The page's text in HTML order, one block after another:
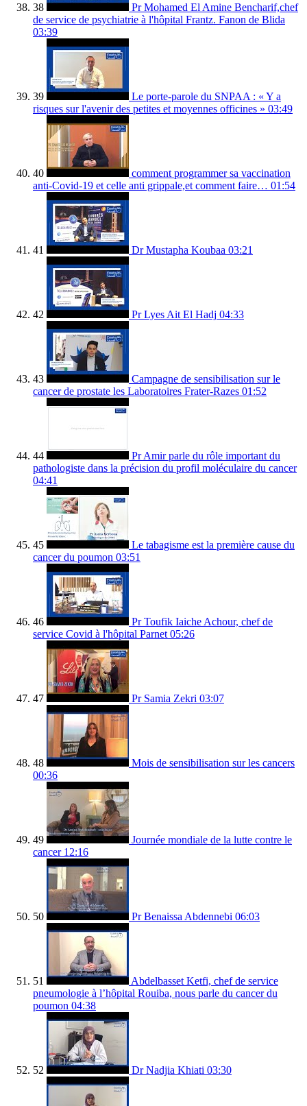
38
Pr Mohamed El Amine Bencharif,chef
de service de psychiatrie à l'hôpital Frantz. Fanon de Blida
03:39
39
Le porte-parole du SNPAA : « Y a
risques sur l'avenir des petites et moyennes officines » 03:49
40
comment programmer sa vaccination
anti-Covid-19 et celle anti grippale,et comment faire… 01:54
41 Dr Mustapha Koubaa 03:21
42 Pr Lyes Ait El Hadj 04:33
43
Campagne de sensibilisation sur le
cancer de prostate les Laboratoires Frater-Razes 01:52
44
Pr Amir parle du rôle important du
pathologiste dans la précision du profil moléculaire du cancer
04:41
45
Le tabagisme est la première cause du
cancer du poumon 03:51
46
Pr Toufik Iaiche Achour, chef de
service Covid à l'hôpital Parnet 05:26
47 Pr Samia Zekri 03:07
48
Mois de sensibilisation sur les cancers
00:36
49
Journée mondiale de la lutte contre le
cancer 12:16
50 Pr Benaissa Abdennebi 06:03
51
Abdelbasset Ketfi, chef de service
pneumologie à l’hôpital Rouiba, nous parle du cancer du
poumon 04:38
52 Dr Nadjia Khiati 03:30